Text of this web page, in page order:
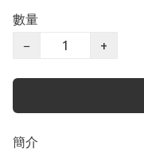
數量
−
+
簡介